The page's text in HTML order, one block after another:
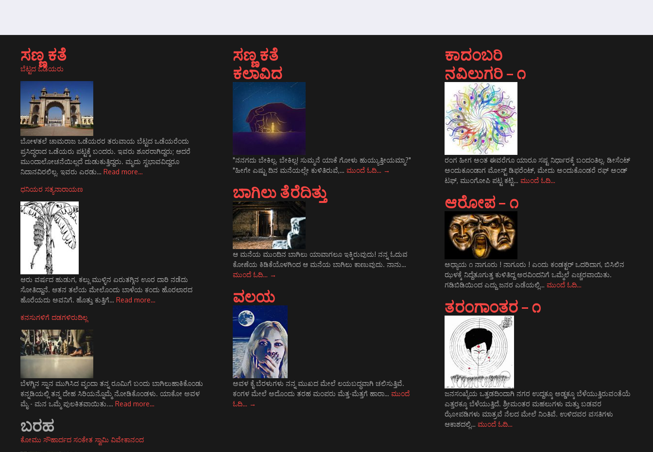
ಸಣ್ಣ ಕತೆ
ಬೆಟ್ಟದ ಒಡೆಯರು
ಬೋಳತಲೆ ಚಾಮರಾಜ ಒಡೆಯರರ ತರುವಾಯ ಬೆಟ್ಟದ ಒಡೆಯರೆಂದು
ಪ್ರಸಿದ್ಧರಾದ ಒಡೆಯರು ಪಟ್ಟಕ್ಕೆ ಬಂದರು. ಇವರು ಶೂರರಾಗಿದ್ದರು; ಆದರೆ
ಮುಂದಾಲೋಚನೆಯಿಲ್ಲದೆ ದುಡುಕುತ್ತಿದ್ದರು. ಮೃದು ಸ್ವಭಾವವಿದ್ದರೂ
ನಿದಾನವಿರಲಿಲ್ಲ. ಇವರು ಎರಡು… Read more…
ಧನಿಯರ ಸತ್ಯನಾರಾಯಣ
ಆರು ವರ್ಷದ ಹುಡುಗ, ಕಲ್ಲು ಮುಳ್ಳಿನ ಏರುತಗ್ಗಿನ ಊರ ದಾರಿ ನಡೆದು
ಸೋತಿದ್ದಾನೆ. ಆತನ ತಲೆಯ ಮೇಲೊಂದು ಬಾಳೆಯ ಕಂದು ಹೊರಲಾರದ
ಹೊರೆಯದು ಅವನಿಗೆ. ಹೊತ್ತು ಕುತ್ತಿಗೆ… Read more…
ಕನಸುಗಳಿಗೆ ದಡಗಳಿರುದಿಲ್ಲ
ಬೆಳಗ್ಗಿನ ಸ್ನಾನ ಮುಗಿಸಿದ ವೃಂದಾ ತನ್ನ ರೂಮಿಗೆ ಬಂದು ಬಾಗಿಲುಹಾಕಿಕೊಂಡು
ಕನ್ನಡಿಯಲ್ಲಿ ತನ್ನ ದೇಹ ಸಿರಿಯನ್ನೊಮ್ಮೆ ನೋಡಿಕೊಂಡಳು. ಯಾಕೋ ಅವಳ
ಮೈ - ಮನ ಒಮ್ಮೆ ಪುಲಕಿತವಾಯಿತು.… Read more…
ಬರಹ
ಕೋಮು ಸೌಹಾರ್ದದ ಸಂಕೇತ ಸ್ವಾಮಿ ವಿವೇಕಾನಂದ
ಸಣ್ಣ ಕತೆ
ಕಲಾವಿದ
"ನನಗದು ಬೇಕಿಲ್ಲ. ಬೇಕಿಲ್ಲ! ಸುಮ್ಮನೆ ಯಾಕೆ ಗೋಳು ಹುಯ್ಯುತ್ತೀಯಮ್ಮಾ?"
"ಹೀಗೇ ಎಷ್ಟು ದಿನ ಮನೆಯಲ್ಲೇ ಕುಳಿತಿರುವೆ,… ಮುಂದೆ ಓದಿ… →
ಬಾಗಿಲು ತೆರೆದಿತ್ತು
ಆ ಮನೆಯ ಮುಂದಿನ ಬಾಗಿಲು ಯಾವಾಗಲೂ ಇಕ್ಕಿರುವುದು! ನನ್ನ ಓದುವ
ಕೋಣೆಯ ಕಿಡಿಕೆಯೊಳಗಿಂದ ಆ ಮನೆಯ ಬಾಗಿಲು ಕಾಣುವುದು. ನಾನು…
ಮುಂದೆ ಓದಿ… →
ವಲಯ
ಅವಳ ಕೈ ಬೆರಳುಗಳು ನನ್ನ ಮುಖದ ಮೇಲೆ ಲಯಬದ್ಧವಾಗಿ ಚಲಿಸುತ್ತಿವೆ.
ಕಂಗಳ ಮೇಲೆ ಅದೊಂದು ತರಹ ಮಂಪರು ಮೆತ್ತ-ಮೆತ್ತಗೆ ಹಾರಾ… ಮುಂದೆ
ಓದಿ… →
ಕಾದಂಬರಿ
ನವಿಲುಗರಿ – ೧
ರಂಗ ಹೀಗ ಅಂತ ಈವರೆಗೂ ಯಾರೂ ಸಷ್ಟ ನಿರ್ಧಾರಕ್ಕೆ ಬಂದಂತಿಲ್ಲ. ಡೀಸೆಂಟ್
ಅಂದುಕೂಂಡಾಗ ಮೋಸ್ಟ್‌ ಡಿಫರೆಂಟ್‌, ಮೇದು ಅಂದುಕೊಂಡರೆ ರಫ್ ಅಂಡ್
ಟಫ್, ಮುಂಗೋಪಿ ಪಟ್ಟ ಕಟ್ಟಿ…ಮುಂದೆ ಓದಿ…
ಆರೋಪ – ೧
ಅಧ್ಯಾಯ ೧ ನಾಗೂರು ! ನಾಗೂರು ! ಎಂದು ಕಂಡಕ್ಟರ್ ಒದರಿದಾಗ, ಬಿಸಿಲಿನ
ಝಳಕ್ಕೆ ನಿದ್ದೆತೂಗುತ್ತ ಕುಳಿತಿದ್ದ ಅರವಿಂದನಿಗೆ ಒಮ್ಮೆಲೆ ಎಚ್ಚರವಾಯಿತು.
ಗಡಿಬಿಡಿಯಿಂದ ಎದ್ದು ಜನರ ಎಡೆಯಲ್ಲಿ…ಮುಂದೆ ಓದಿ…
ತರಂಗಾಂತರ – ೧
ಜನಸಂಖ್ಯೆಯ ಒತ್ತಡದಿಂದಾಗಿ ನಗರ ಉದ್ದಕ್ಕೂ ಅಡ್ಡಕ್ಕೂ ಬೆಳೆಯುತ್ತಿರುವಂತೆಯೆ
ಎತ್ತರಕ್ಕೂ ಬೆಳೆಯುತ್ತಿದೆ. ಶ್ರೀಮಂತರ ಮಹಲುಗಳು ಮತ್ತು ಬಡವರ
ಝೋಪಡಿಗಳು ಮಾತ್ರವೆ ನೆಲದ ಮೇಲೆ ನಿಂತಿವೆ. ಉಳಿದವರ ವಸತಿಗಳು
ಆಕಾಶದಲ್ಲಿ…ಮುಂದೆ ಓದಿ…